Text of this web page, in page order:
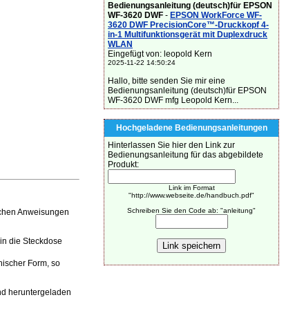
Anweisungen
die Steckdose
Form, so
heruntergeladen
Bedienungsanleitung (deutsch)für EPSON
WF-3620 DWF - EPSON WorkForce WF-
3620 DWF PrecisionCore™-Druckkopf 4-
in-1 Multifunktionsgerät mit Duplexdruck
WLAN
Eingefügt von: leopold Kern
2025-11-22 14:50:24
Hallo, bitte senden Sie mir eine
Bedienungsanleitung (deutsch)für EPSON
WF-3620 DWF mfg Leopold Kern...
Hochgeladene Bedienungsanleitungen
Hinterlassen Sie hier den Link zur
Bedienungsanleitung für das abgebildete
Produkt:
Link im Format
"http://www.webseite.de/handbuch.pdf"
Schreiben Sie den Code ab: "anleitung"